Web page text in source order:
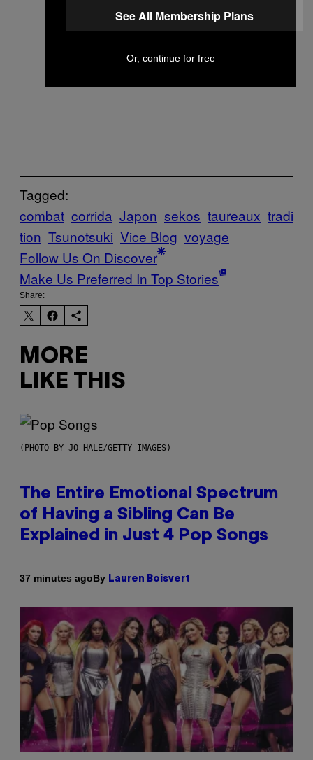
Tagged:
combat corrida Japon sekos taureaux tradi
tion Tsunotsuki Vice Blog voyage
Follow Us On Discover
Make Us Preferred In Top Stories
Share:
MORE
LIKE THIS
(PHOTO BY JO HALE/GETTY IMAGES)
The Entire Emotional Spectrum
of Having a Sibling Can Be
Explained in Just 4 Pop Songs
37 minutes agoBy Lauren Boisvert
See All Membership Plans
Or, continue for free